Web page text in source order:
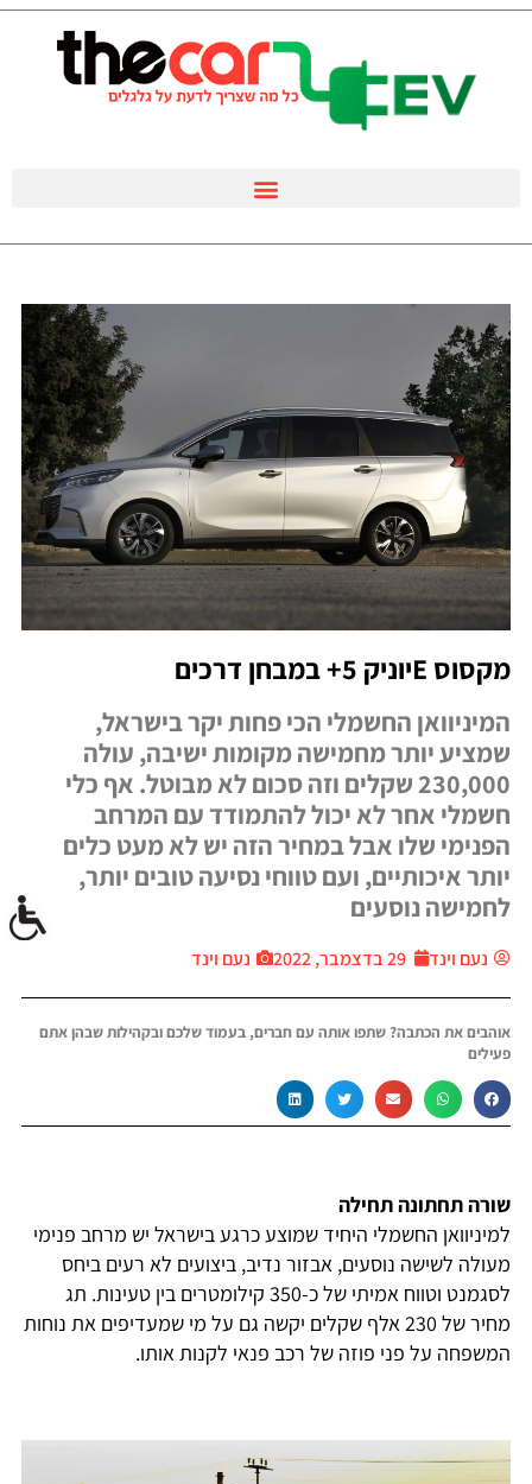
מקסוס Eיוניק 5+ במבחן דרכים
המיניוואן החשמלי הכי פחות יקר בישראל,
שמציע יותר מחמישה מקומות ישיבה, עולה
230,000 שקלים וזה סכום לא מבוטל. אף כלי
חשמלי אחר לא יכול להתמודד עם המרחב
הפנימי שלו אבל במחיר הזה יש לא מעט כלים
יותר איכותיים, ועם טווחי נסיעה טובים יותר,
לחמישה נוסעים
נעם וינד 29 בדצמבר, 2022 נעם וינד
אוהבים את הכתבה? שתפו אותה עם חברים, בעמוד שלכם ובקהילות שבהן אתם
פעילים
שורה תחתונה תחילה
למיניוואן החשמלי היחיד שמוצע כרגע בישראל יש מרחב פנימי
מעולה לשישה נוסעים, אבזור נדיב, ביצועים לא רעים ביחס
לסגמנט וטווח אמיתי של כ-350 קילומטרים בין טעינות. תג
מחיר של 230 אלף שקלים יקשה גם על מי שמעדיפים את נוחות
המשפחה על פני פוזה של רכב פנאי לקנות אותו.